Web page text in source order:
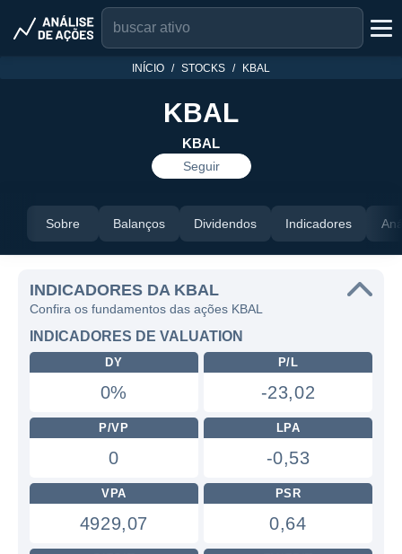
INÍCIO STOCKS KBAL
KBAL
KBAL
Seguir
Sobre Balanços Dividendos Indicadores
INDICADORES DA KBAL
Confira os fundamentos das ações KBAL
INDICADORES DE VALUATION
DY
0%
P/L
-23,02
P/VP
0
LPA
-0,53
VPA
4929,07
PSR
0,64